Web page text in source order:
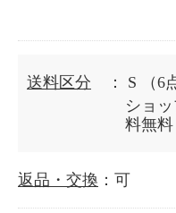
送料区分 ： S
（6
ショ
料無料
返品・交換 ：可